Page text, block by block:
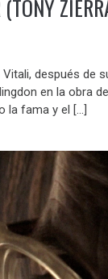
(TONY
Vitali, después de
en la obra
la fama y el […]